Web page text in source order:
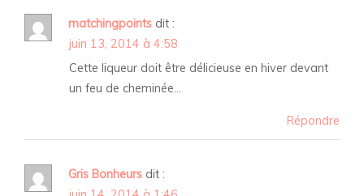
matchingpoints dit :
juin 13, 2014 à 4:58
Cette liqueur doit être délicieuse en hiver devant
un feu de cheminée…
Répondre
Gris Bonheurs dit :